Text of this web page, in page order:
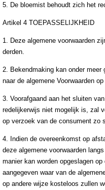
5. De bloemist behoudt zich het
Artikel 4 TOEPASSELIJKHEID
1. Deze algemene voorwaarden
derden.
2. Bekendmaking kan onder meer
naar de algemene Voorwaarden
3. Voorafgaand aan het sluiten
redelijkerwijs niet mogelijk is, zal
op verzoek van de consument zo
4. Indien de overeenkomst op
deze algemene voorwaarden
manier kan worden opgeslagen
aangegeven waar van de
op andere wijze kosteloos zullen